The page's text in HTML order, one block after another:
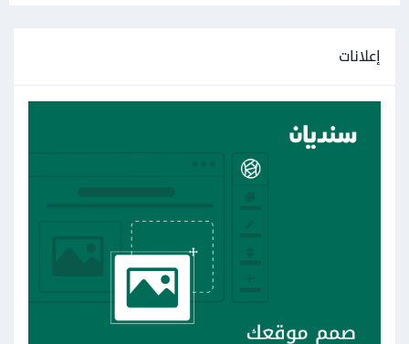
إعلانات